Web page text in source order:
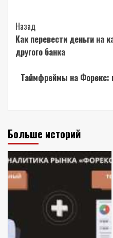
Post
Navigation
Назад
Как перевести деньги на
другого банка
Таймфреймы на Форекс:
Больше историй